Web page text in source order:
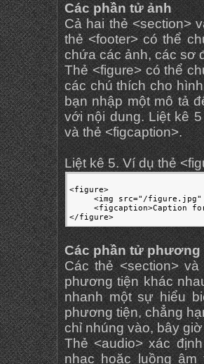
Các phần tử ảnh
Cả hai thẻ <section>
thẻ <footer> có thể
chứa các ảnh, các sơ
Thẻ <figure> có thể
các chú thích cho
bạn nhập một mô tả
với nội dung. Liệt kê
và thẻ <figcaption>.
Liệt kê 5. Ví dụ thẻ
<figure>
<img src="/
<figcaption>Caption
</figure>
Các phần tử phương
Các thẻ <section>
phương tiện khác
nhanh một sự hiểu
phương tiện, chẳng
chỉ nhúng vào, bây
Thẻ <audio> xác
nhạc hoặc luồng